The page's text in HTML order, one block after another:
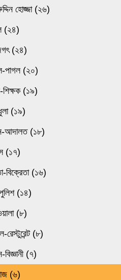
হোজ্জা (২৬)
(২৪)
(২৪)
পাগল (২০)
শিক্ষক (১৯)
(১৯)
আদালত (১৮)
(১৭)
বিক্রেতা (১৬)
(১৪)
(৮)
রেস্টুরেন্ট (৮)
বিজ্ঞানী (৭)
(৬)